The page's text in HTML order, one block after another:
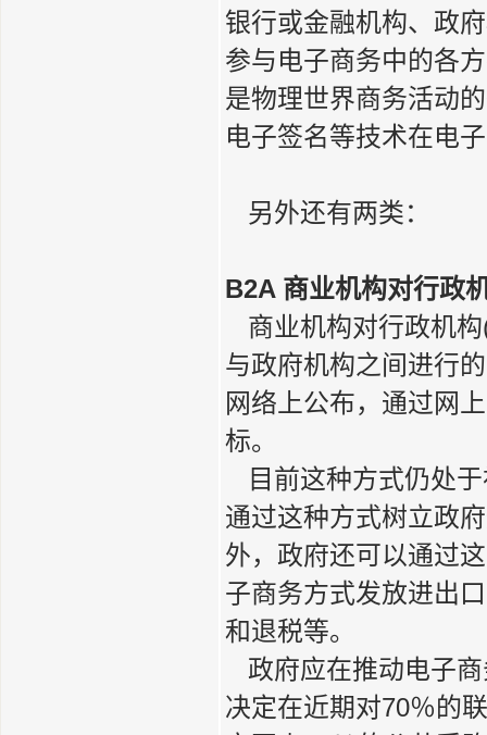
银行或金融机构、政
参与电子商务中的各
是物理世界商务活动
电子签名等技术在电
另外还有两类：
B2A 商业机构对行政
商业机构对行政机构
与政府机构之间进行
网络上公布，通过网
标。
目前这种方式仍处
通过这种方式树立政
外，政府还可以通过
子商务方式发放进出
和退税等。
政府应在推动电子
决定在近期对70％的